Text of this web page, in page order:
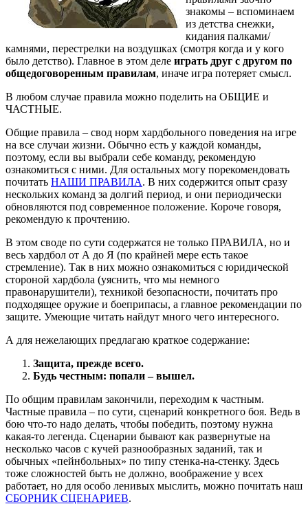
знакомы – вспоминаем
из детства снежки,
кидания палками/
камнями, перестрелки на воздушках (смотря когда и у кого
было детство). Главное в этом деле играть друг с другом по
общедоговоренным правилам, иначе игра потеряет смысл.
В любом случае правила можно поделить на ОБЩИЕ и
ЧАСТНЫЕ.
Общие правила – свод норм хардбольного поведения на игре
на все случаи жизни. Обычно есть у каждой команды,
поэтому, если вы выбрали себе команду, рекомендую
ознакомиться с ними. Для остальных могу порекомендовать
почитать НАШИ ПРАВИЛА. В них содержится опыт сразу
нескольких команд за долгий период, и они периодически
обновляются под современное положение. Короче говоря,
рекомендую к прочтению.
В этом своде по сути содержатся не только ПРАВИЛА, но и
весь хардбол от А до Я (по крайней мере есть такое
стремление). Так в них можно ознакомиться с юридической
стороной хардбола (уяснить, что мы немного
правонарушители), техникой безопасности, почитать про
подходящее оружие и боеприпасы, а главное рекомендации по
защите. Умеющие читать найдут много чего интересного.
А для нежелающих предлагаю краткое содержание:
Защита, прежде всего.
Будь честным: попали – вышел.
По общим правилам закончили, переходим к частным.
Частные правила – по сути, сценарий конкретного боя. Ведь в
бою что-то надо делать, чтобы победить, поэтому нужна
какая-то легенда. Сценарии бывают как развернутые на
несколько часов с кучей разнообразных заданий, так и
обычных «пейнбольных» по типу стенка-на-стенку. Здесь
тоже сложностей быть не должно, воображение у всех
работает, но для особо ленивых мыслить, можно почитать наш
СБОРНИК СЦЕНАРИЕВ.